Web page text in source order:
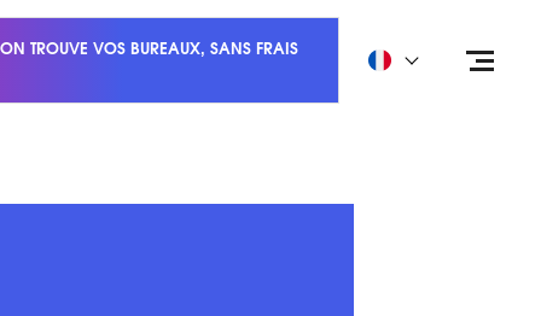
TROUVE VOS BUREAUX, SANS FRAIS